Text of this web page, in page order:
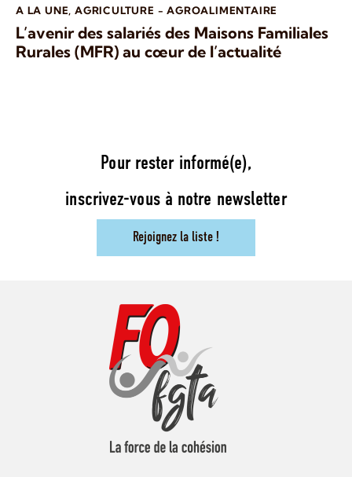
A LA UNE,AGRICULTURE - AGROALIMENTAIRE
L’avenir des salariés des Maisons Familiales
Rurales (MFR) au cœur de l’actualité
Pour rester informé(e),
inscrivez-vous à notre newsletter
Rejoignez la liste !